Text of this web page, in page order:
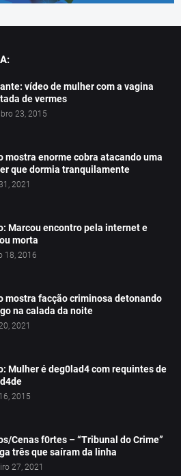
vídeo de mulher com a vagina
de vermes
23, 2015
mostra enorme cobra atacando uma
que dormia tranquilamente
2021
Marcou encontro pela internet e
morta
18, 2016
mostra facção criminosa detonando
na calada da noite
2021
Mulher é deg0lad4 com requintes de
2015
Cenas f0rtes – “Tribunal do Crime”
três que saíram da linha
27, 2021